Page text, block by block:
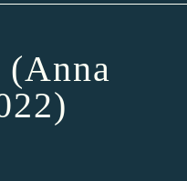
(Anna